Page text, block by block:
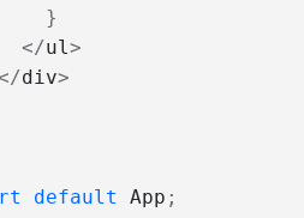
}
</ul >
/div>
default App ;